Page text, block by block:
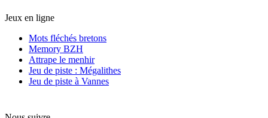
Jeux en ligne
Mots fléchés bretons
Memory BZH
Attrape le menhir
Jeu de piste : Mégalithes
Jeu de piste à Vannes